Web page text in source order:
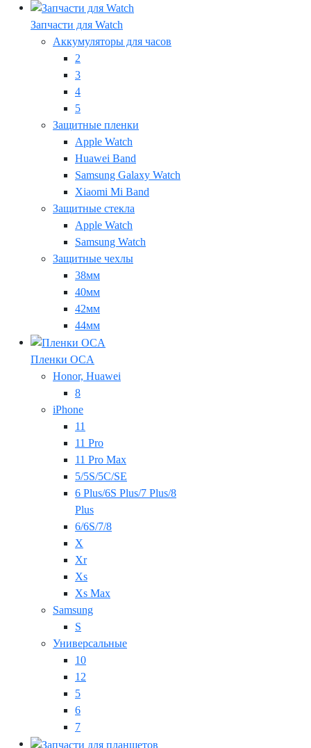
Запчасти для Watch
Аккумуляторы для часов
2
3
4
5
Защитные пленки
Apple Watch
Huawei Band
Samsung Galaxy Watch
Xiaomi Mi Band
Защитные стекла
Apple Watch
Samsung Watch
Защитные чехлы
38мм
40мм
42мм
44мм
Пленки OCA
Honor, Huawei
8
iPhone
11
11 Pro
11 Pro Max
5/5S/5C/SE
6 Plus/6S Plus/7 Plus/8
Plus
6/6S/7/8
X
Xr
Xs
Xs Max
Samsung
S
Универсальные
10
12
5
6
7